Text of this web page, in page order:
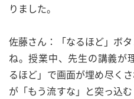
りました。
佐藤さん：「なるほど」ボ
ね。授業中、先生の講義が
るほど」で画面が埋め尽く
が「もう流すな」と突っ込